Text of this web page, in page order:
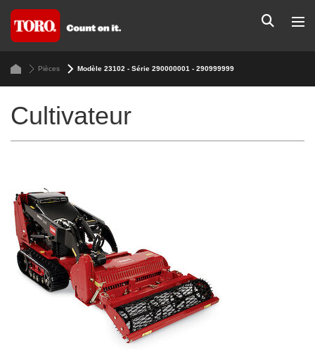
Pièces Modèle 23102 - Série 290000001 - 290999999
Cultivateur